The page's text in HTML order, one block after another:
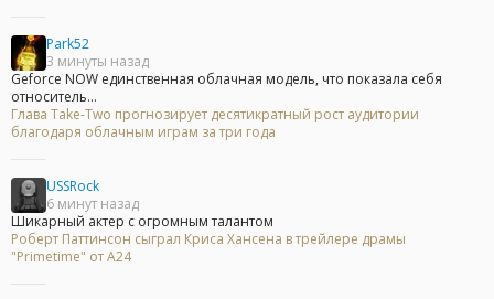
Park52
3 минуты назад
Geforce NOW единственная облачная модель, что показала себя
относитель...
Глава Take-Two прогнозирует десятикратный рост аудитории
благодаря облачным играм за три года
USSRock
6 минут назад
Шикарный актер с огромным талантом
Роберт Паттинсон сыграл Криса Хансена в трейлере драмы
"Primetime" от A24